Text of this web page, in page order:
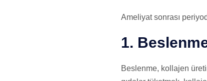
Ameliyat sonrası
1.
Beslenme, kollajen